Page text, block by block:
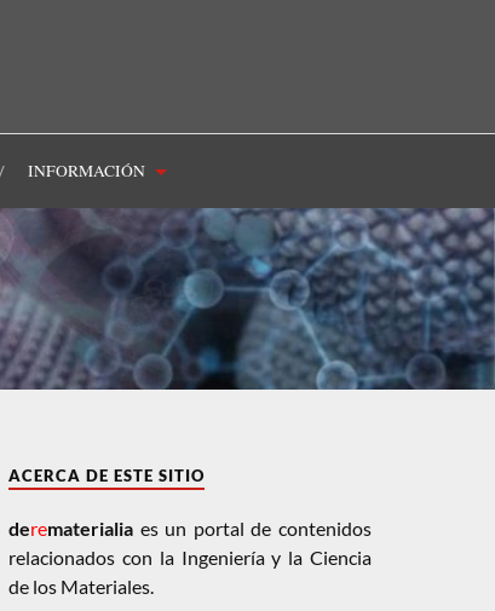
INFORMACIÓN
ACERCA DE ESTE SITIO
derematerialia es un portal de contenidos
relacionados con la Ingeniería y la Ciencia
de los Materiales.